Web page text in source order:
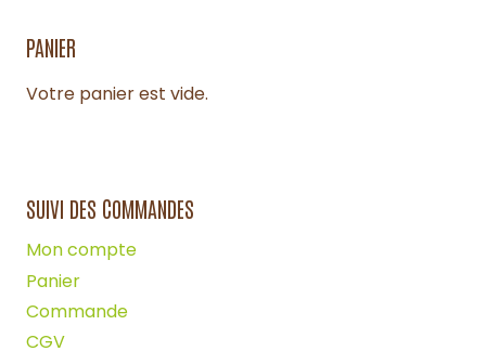
PANIER
Votre panier est vide.
SUIVI DES COMMANDES
Mon compte
Panier
Commande
CGV